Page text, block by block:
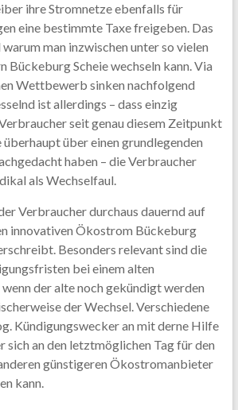
ihre Stromnetze ebenfalls für
eine bestimmte Taxe freigeben. Das
man inzwischen unter so vielen
Scheie wechseln kann. Via
Wettbewerb sinken nachfolgend
ist allerdings – dass einzig
seit genau diesem Zeitpunkt
über einen grundlegenden
haben – die Verbraucher
als Wechselfaul.
Verbraucher durchaus dauernd auf
innovativen Ökostrom Bückeburg
Besonders relevant sind die
bei einem alten
der alte noch gekündigt werden
der Wechsel. Verschiedene
Kündigungswecker an mit derne Hilfe
sich an den letztmöglichen Tag für den
günstigeren Ökostromanbieter
kann.